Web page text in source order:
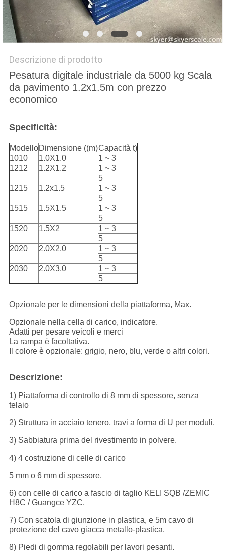
Descrizione di prodotto
Pesatura digitale industriale da 5000 kg Scala
da pavimento 1.2x1.5m con prezzo
economico
Specificità:
ModelloDimensione ((m)Capacità t)
1010
1.0X1.0
1 ~ 3
1212
1.2X1.2
1 ~ 3
5
1215
1.2x1.5
1 ~ 3
5
1515
1.5X1.5
1 ~ 3
5
1520
1.5X2
1 ~ 3
5
2020
2.0X2.0
1 ~ 3
5
2030
2.0X3.0
1 ~ 3
5
Opzionale per le dimensioni della piattaforma, Max.
Opzionale nella cella di carico, indicatore.
Adatti per pesare veicoli e merci
La rampa è facoltativa.
Il colore è opzionale: grigio, nero, blu, verde o altri colori.
Descrizione:
1) Piattaforma di controllo di 8 mm di spessore, senza
telaio
2) Struttura in acciaio tenero, travi a forma di U per moduli.
3) Sabbiatura prima del rivestimento in polvere.
4) 4 costruzione di celle di carico
5 mm o 6 mm di spessore.
6) con celle di carico a fascio di taglio KELI SQB /ZEMIC
H8C / Guangce YZC.
7) Con scatola di giunzione in plastica, e 5m cavo di
protezione del cavo giacca metallo-plastica.
8) Piedi di gomma regolabili per lavori pesanti.